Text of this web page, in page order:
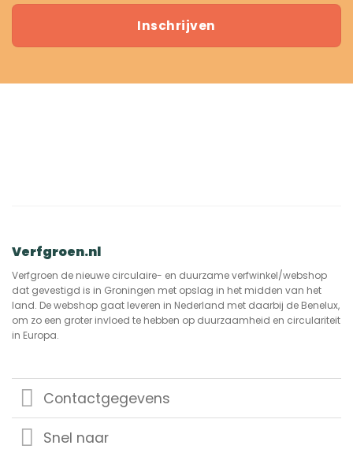
Inschrijven
Verfgroen.nl
Verfgroen de nieuwe circulaire- en duurzame verfwinkel/webshop
dat gevestigd is in Groningen met opslag in het midden van het
land. De webshop gaat leveren in Nederland met daarbij de Benelux,
om zo een groter invloed te hebben op duurzaamheid en circulariteit
in Europa.
Contactgegevens
Snel naar